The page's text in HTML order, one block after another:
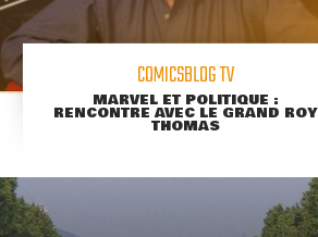
COMICSBLOG TV
MARVEL ET POLITIQUE :
RENCONTRE AVEC LE GRAND ROY
THOMAS